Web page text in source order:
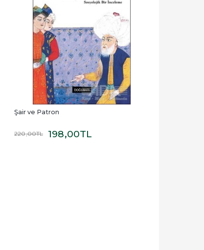
Şair ve Patron
220,00TL 198,00TL